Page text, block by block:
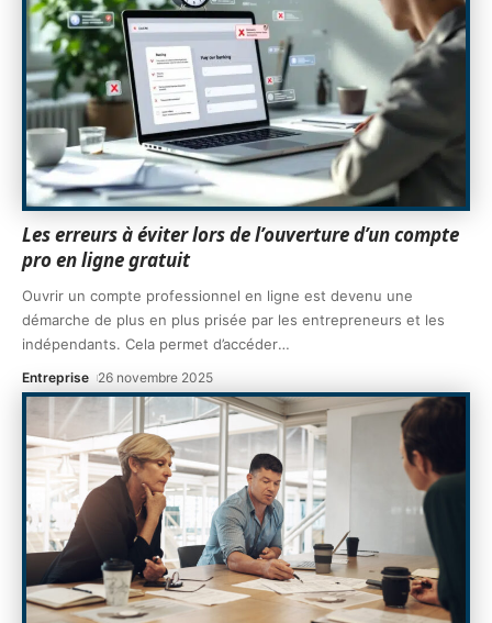
Les erreurs à éviter lors de l’ouverture d’un compte
pro en ligne gratuit
Ouvrir un compte professionnel en ligne est devenu une
démarche de plus en plus prisée par les entrepreneurs et les
indépendants. Cela permet d’accéder…
Entreprise 26 novembre 2025